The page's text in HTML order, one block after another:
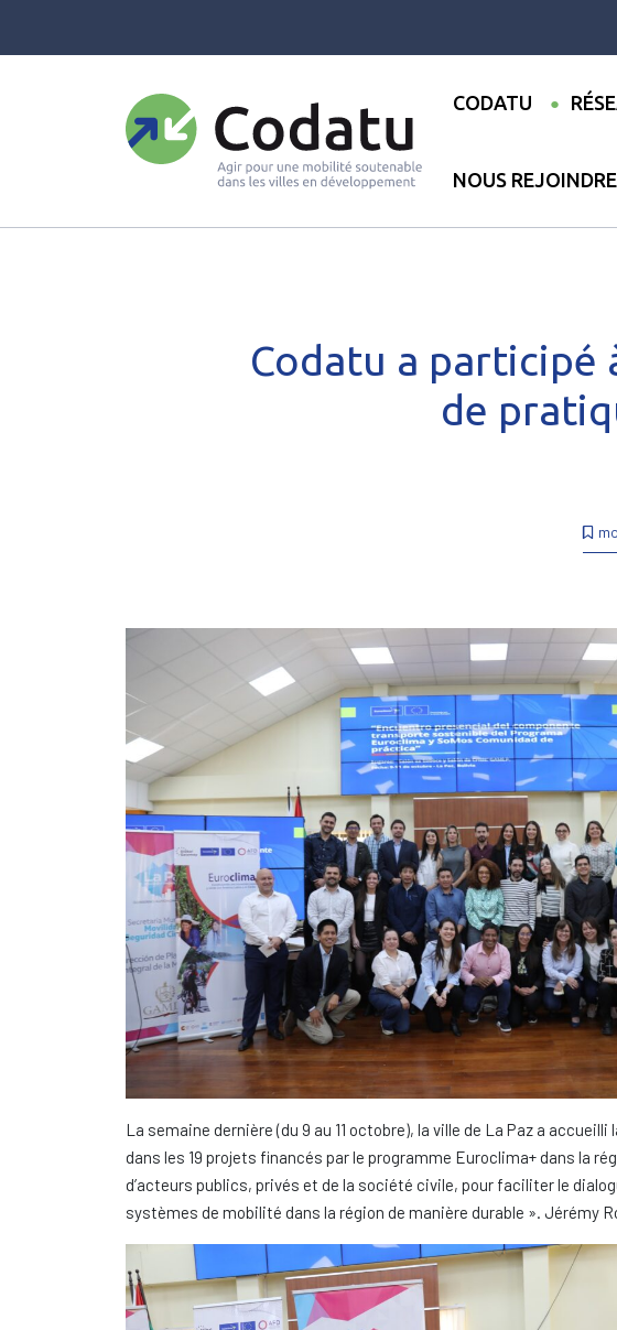
CODATU
NOUS REJOINDRE
Codatu a participé
de
La semaine dernière (du 9 au 11 octobre), la ville de La Paz a
dans les 19 projets financés par le programme Euroclima+ dans la
d’acteurs publics, privés et de la société civile, pour faciliter le
systèmes de mobilité dans la région de manière durable ». Jérémy